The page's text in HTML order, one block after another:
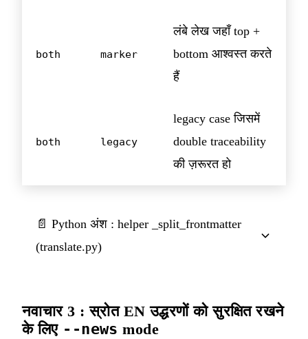
both marker
लंबे लेख जहाँ top +
bottom आश्वस्त करते
हैं
both legacy
legacy case जिसमें
double traceability
की ज़रूरत हो
📄 Python अंश : helper _split_frontmatter
(translate.py)
नवाचार 3 : स्रोत EN उद्धरणों को सुरक्षित रखने
के लिए --news mode